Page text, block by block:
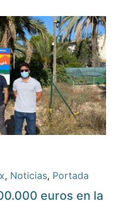
, Noticias, Portada
euros en la